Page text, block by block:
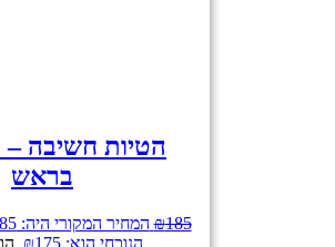
הטיות חשיבה
בראש
₪185 המחיר המקורי היה: ₪185.